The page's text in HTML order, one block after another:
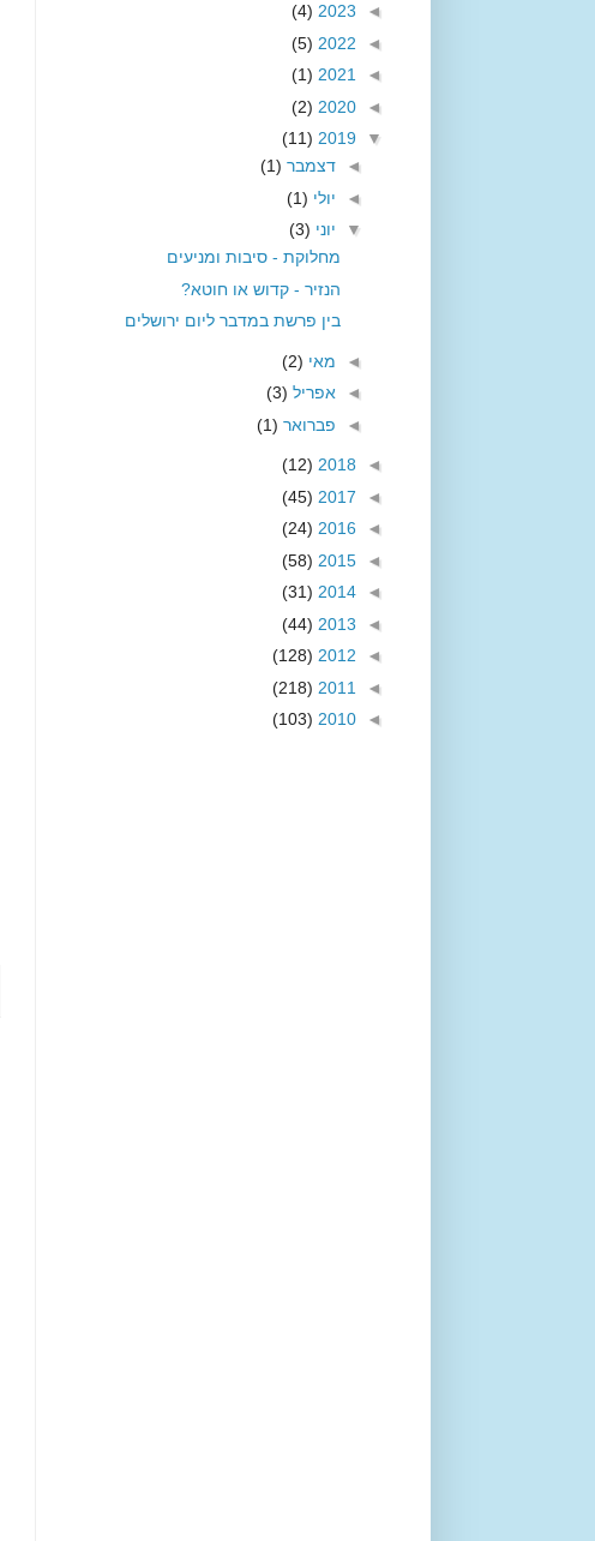
◄
2023
(4)
◄
2022
(5)
◄
2021
(1)
◄
2020
(2)
▼
2019
(11)
◄ דצמבר (1)
◄ יולי (1)
▼ יוני (3)
מחלוקת - סיבות ומניעים
הנזיר - קדוש או חוטא?
בין פרשת במדבר ליום ירושלים
◄ מאי (2)
◄ אפריל (3)
◄ פברואר (1)
◄
2018
(12)
◄
2017
(45)
◄
2016
(24)
◄
2015
(58)
◄
2014
(31)
◄
2013
(44)
◄
2012
(128)
◄
2011
(218)
◄
2010
(103)